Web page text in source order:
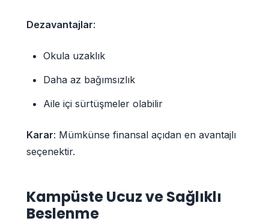
Dezavantajlar:
Okula uzaklık
Daha az bağımsızlık
Aile içi sürtüşmeler olabilir
Karar: Mümkünse finansal açıdan en avantajlı
seçenektir.
Kampüste Ucuz ve Sağlıklı
Beslenme